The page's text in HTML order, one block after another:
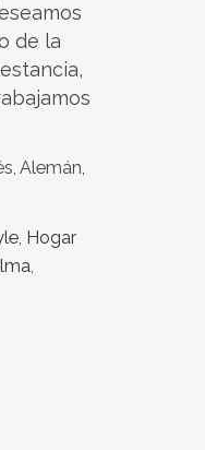
de la
Alemán,
, Hogar
,